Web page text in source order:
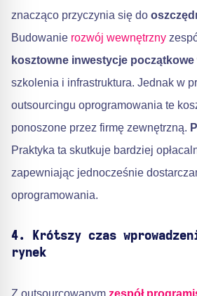
znacząco przyczynia się do
Budowanie rozwój wewnętrzny
kosztowne inwestycje początkowe
szkolenia i infrastruktura. Jednak w
outsourcingu oprogramowania te
ponoszone przez firmę zewnętrzną.
Praktyka ta skutkuje bardziej
zapewniając jednocześnie
oprogramowania.
4. Krótszy czas
rynek
Z outsourcowanym zespół